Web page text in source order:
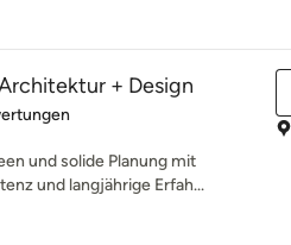
+ Design
4.9 von 5 Sternen
und solide Planung mit
und langjährige Erfah...